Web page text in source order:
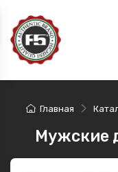
Главная
Мужские